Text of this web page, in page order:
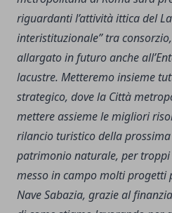
riguardanti l’attività ittica del
interistituzionale” tra
allargato in futuro anche
lacustre. Metteremo insieme
strategico, dove la Città
mettere assieme le migliori
rilancio turistico della
patrimonio naturale, per
messo in campo molti progetti
Nave Sabazia, grazie al